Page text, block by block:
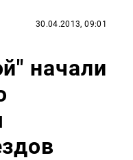
30.04.2013, 09:01
начали